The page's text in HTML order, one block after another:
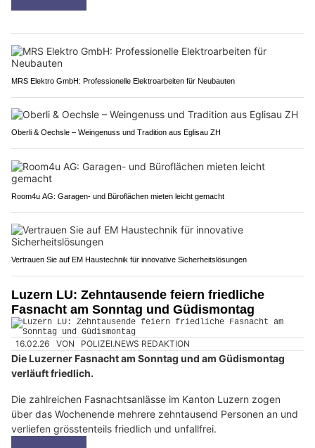
MRS Elektro GmbH: Professionelle Elektroarbeiten für Neubauten
Oberli & Oechsle – Weingenuss und Tradition aus Eglisau ZH
Room4u AG: Garagen- und Büroflächen mieten leicht gemacht
Vertrauen Sie auf EM Haustechnik für innovative Sicherheitslösungen
Luzern LU: Zehntausende feiern friedliche
Fasnacht am Sonntag und Güdismontag
16.02.26 VON POLIZEI.NEWS REDAKTION
Die Luzerner Fasnacht am Sonntag und am Güdismontag
verläuft friedlich.
Die zahlreichen Fasnachtsanlässe im Kanton Luzern zogen
über das Wochenende mehrere zehntausend Personen an und
verliefen grösstenteils friedlich und unfallfrei.